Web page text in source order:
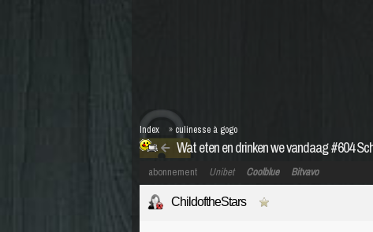
Wat eten en drinken we vandaag #604
Index » culinesse à gogo
abonnement Unibet Coolblue Bitvavo
ChildoftheStars